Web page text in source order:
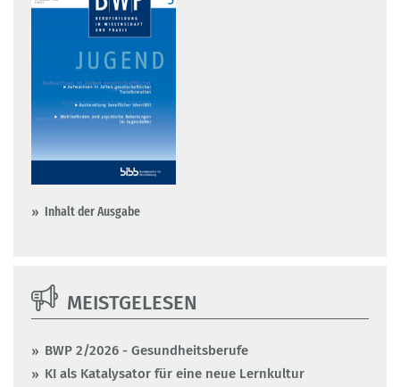
Inhalt der Ausgabe
MEISTGELESEN
BWP 2/2026 - Gesundheitsberufe
KI als Katalysator für eine neue Lernkultur